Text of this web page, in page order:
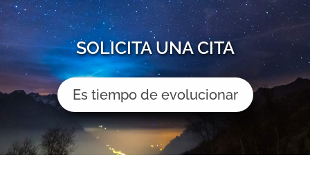
SOLICITA UNA CITA
Es tiempo de evolucionar